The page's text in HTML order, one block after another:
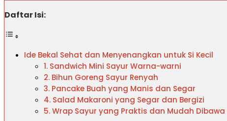
Daftar Isi:
Ide Bekal Sehat dan Menyenangkan untuk Si Kecil
1. Sandwich Mini Sayur Warna-warni
2. Bihun Goreng Sayur Renyah
3. Pancake Buah yang Manis dan Segar
4. Salad Makaroni yang Segar dan Bergizi
5. Wrap Sayur yang Praktis dan Mudah Dibawa